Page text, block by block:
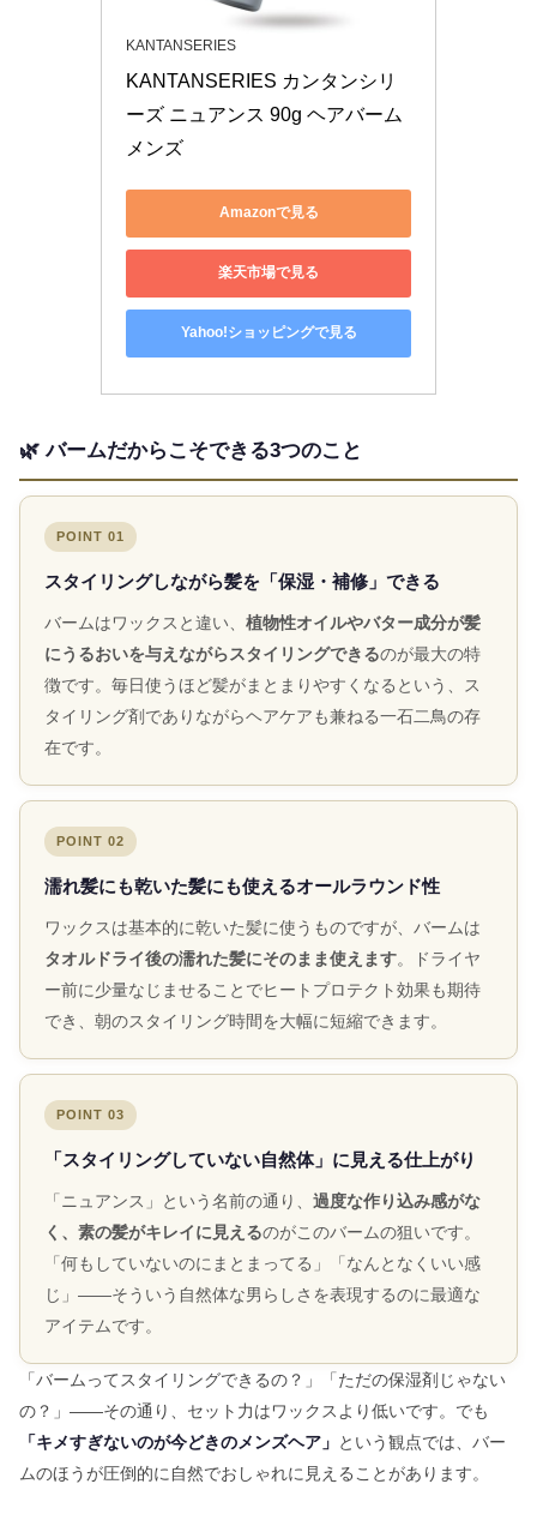
KANTANSERIES
KANTANSERIES カンタンシリ
ーズ ニュアンス 90g ヘアバーム
メンズ
Amazonで見る
楽天市場で見る
Yahoo!ショッピングで見る
🌿 バームだからこそできる3つのこと
POINT 01
スタイリングしながら髪を「保湿・補修」できる
バームはワックスと違い、 植物性オイルやバター成分が髪
にうるおいを与えながらスタイリングできるのが最大の特
徴です。毎日使うほど髪がまとまりやすくなるという、ス
タイリング剤でありながらヘアケアも兼ねる一石二鳥の存
在です。
POINT 02
濡れ髪にも乾いた髪にも使えるオールラウンド性
ワックスは基本的に乾いた髪に使うものですが、バームは
タオルドライ後の濡れた髪にそのまま使えます。ドライヤ
ー前に少量なじませることでヒートプロテクト効果も期待
でき、朝のスタイリング時間を大幅に短縮できます。
POINT 03
「スタイリングしていない自然体」に見える仕上がり
「ニュアンス」という名前の通り、 過度な作り込み感がな
く、素の髪がキレイに見えるのがこのバームの狙いです。
「何もしていないのにまとまってる」「なんとなくいい感
じ」——そういう自然体な男らしさを表現するのに最適な
アイテムです。
「バームってスタイリングできるの？」「ただの保湿剤じゃない
の？」——その通り、セット力はワックスより低いです。でも
「キメすぎないのが今どきのメンズヘア」 という観点では、バー
ムのほうが圧倒的に自然でおしゃれに見えることがあります。